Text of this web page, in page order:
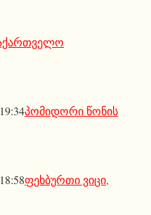
პომიდორი წონის
ფეხბურთი ვიცი,